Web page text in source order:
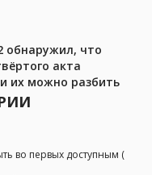
обнаружил, что
акта
их можно разбить
во первых доступным (